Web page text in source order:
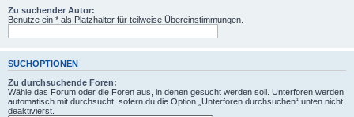
Zu suchender Autor:
Benutze ein * als Platzhalter für teilweise Übereinstimmungen.
SUCHOPTIONEN
Zu durchsuchende Foren:
Wähle das Forum oder die Foren aus, in denen gesucht werden soll. Unterforen werden
automatisch mit durchsucht, sofern du die Option „Unterforen durchsuchen“ unten nicht
deaktivierst.